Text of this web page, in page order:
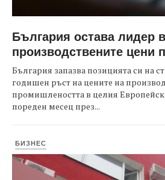
България остава лидер
производствените цени
България запазва позицията си на
годишен ръст на цените на
промишлеността в целия
пореден месец през...
БИЗНЕС